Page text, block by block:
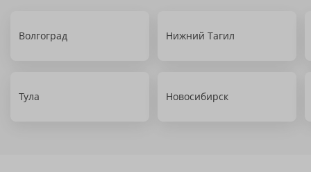
Волгоград Нижний Тагил
Тула Новосибирск